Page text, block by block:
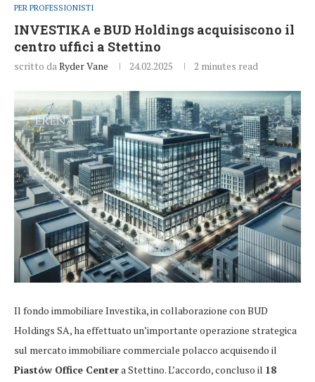
PER PROFESSIONISTI
INVESTIKA e BUD Holdings acquisiscono il
centro uffici a Stettino
scritto daRyder Vane 24.02.2025 2 minutes read
Il fondo immobiliare Investika, in collaborazione con BUD
Holdings SA, ha effettuato un’importante operazione strategica
sul mercato immobiliare commerciale polacco acquisendo il
Piastów Office Centera Stettino. L’accordo, concluso il 18